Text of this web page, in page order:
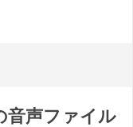
音声ファイル